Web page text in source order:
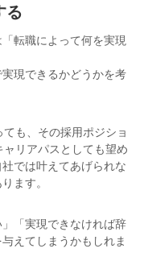
る
転職によって何を実現
現できるかどうかを考
も、その採用ポジショ
リアパスとしても望め
では叶えてあげられな
ます。
「実現できなければ辞
えてしまうかもしれま